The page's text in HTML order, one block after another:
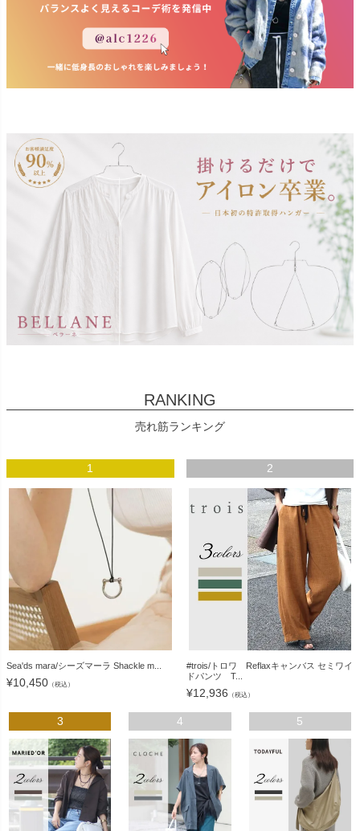
RANKING
売れ筋ランキング
1
Sea'ds mara/シーズマーラ Shackle m...
¥10,450 （税込）
2
#trois/トロワ Reflaxキャンバス セミワイ
ドパンツ T...
¥12,936 （税込）
3 4 5